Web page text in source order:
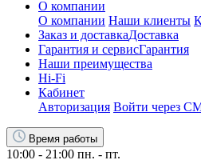
О компании
О компании Наши клиенты
Заказ и доставкаДоставка
Гарантия и сервисГарантия
Наши преимущества
Hi-Fi
Кабинет
Авторизация Войти через
Время работы
10:00 - 21:00 пн. - пт.